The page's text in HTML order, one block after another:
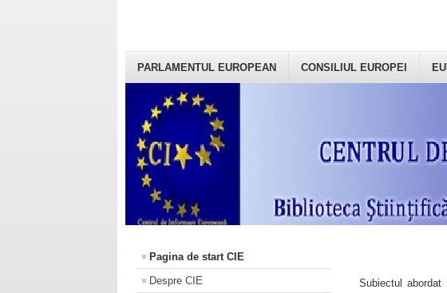
PARLAMENTUL EUROPEAN CONSILIUL EUROPEI
Pagina de start CIE
Despre CIE
Subiectul